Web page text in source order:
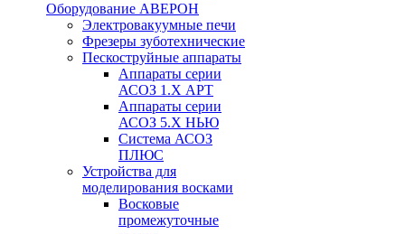
Оборудование АВЕРОН
Электровакуумные печи
Фрезеры зуботехнические
Пескоструйные аппараты
Аппараты серии
АСОЗ 1.Х АРТ
Аппараты серии
АСОЗ 5.Х НЬЮ
Система АСОЗ
ПЛЮС
Устройства для
моделирования восками
Восковые
промежуточные